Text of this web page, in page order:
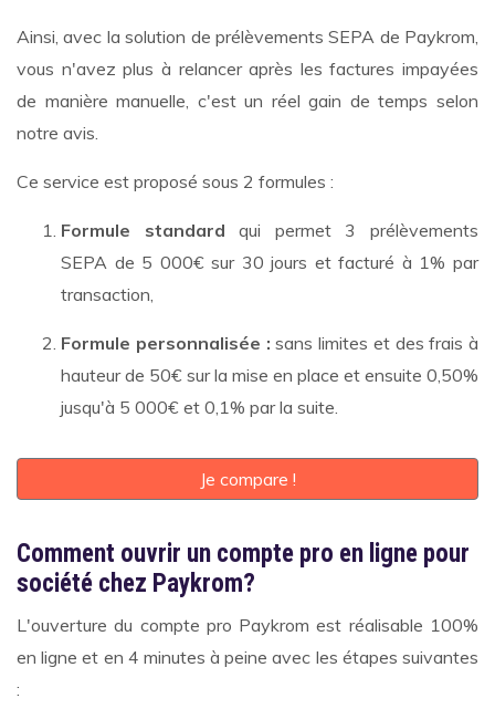
Ainsi, avec la solution de prélèvements SEPA de Paykrom,
vous n'avez plus à relancer après les factures impayées
de manière manuelle, c'est un réel gain de temps selon
notre avis.
Ce service est proposé sous 2 formules :
Formule standardqui permet 3 prélèvements
SEPA de 5 000€ sur 30 jours et facturé à 1% par
transaction,
Formule personnalisée :sans limites et des frais à
hauteur de 50€ sur la mise en place et ensuite 0,50%
jusqu'à 5 000€ et 0,1% par la suite.
Je compare !
Comment ouvrir un compte pro en ligne pour
société chez Paykrom?
L'ouverture du compte pro Paykrom est réalisable 100%
en ligne et en 4 minutes à peine avec les étapes suivantes
: